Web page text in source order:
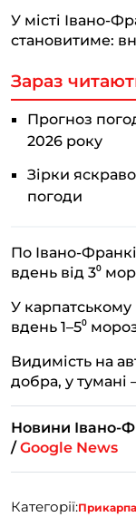
У місті Івано-
становитиме:
Зараз
Прогноз
2026 року
Зірки
погоди
По Івано-
вдень від 3⁰
У карпатському
вдень 1–5⁰
Видимість на
добра, у
Новини Івано-
/Google News
Категорії: